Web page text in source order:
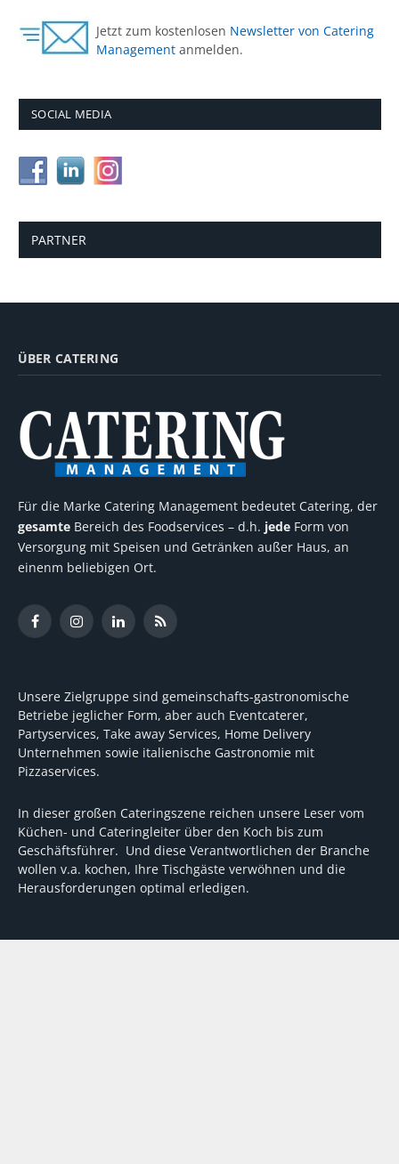
Jetzt zum kostenlosen Newsletter von Catering
Management anmelden.
SOCIAL MEDIA
PARTNER
ÜBER CATERING
Für die Marke Catering Management bedeutet Catering, der
gesamte Bereich des Foodservices – d.h. jede Form von
Versorgung mit Speisen und Getränken außer Haus, an
einenm beliebigen Ort.
FacebookInstagramLinkedInRSS
Unsere Zielgruppe sind gemeinschafts-gastronomische
Betriebe jeglicher Form, aber auch Eventcaterer,
Partyservices, Take away Services, Home Delivery
Unternehmen sowie italienische Gastronomie mit
Pizzaservices.
In dieser großen Cateringszene reichen unsere Leser vom
Küchen- und Cateringleiter über den Koch bis zum
Geschäftsführer. Und diese Verantwortlichen der Branche
wollen v.a. kochen, Ihre Tischgäste verwöhnen und die
Herausforderungen optimal erledigen.